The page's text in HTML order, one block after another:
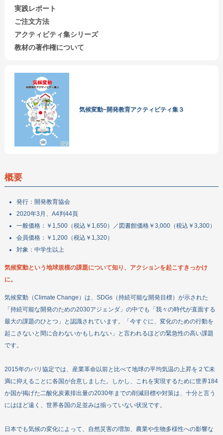
寄付する
企業・団体の皆さまへ
DEARについて
教材・出版物
お問い合わせ
実践レポート
ご注文方法
アクティビティ集シリーズ
教材の著作権について
気候変動−開発教育アクティビティ集３
概要
発行：開発教育協会
2020年3月、A4判44頁
一般価格：￥1,500（税込￥1,650）／図書館価格￥3,000（税込￥3,300）
会員価格：￥1,200（税込￥1,320）
対象：中学生以上
気候変動という地球規模の課題について知り、アクションを起こすきっかけ
に。
気候変動（Climate Change）は、SDGs（持続可能な開発目標）が示された
「持続可能な開発のための2030アジェンダ」の中でも「我々の時代が直面する
最大の課題のひとつ」と認識されています。「今すぐに、変化のための行動を
起こさないと間に合わないかもしれない」と言われるほどの緊急性の高い課題
です。
2015年のパリ協定では、産業革命以前と比べて地球の平均気温の上昇を２℃未
満に抑えることに各国が合意しました。しかし、これを実現するために世界184
か国が掲げた二酸化炭素排出量の2030年までの削減目標や対策は、十分と言う
にはほど遠く、世界各国の足並みは揃っていない状況です。
日本でも気候の変化によって、自然災害の増加、農業や生物多様性への影響な